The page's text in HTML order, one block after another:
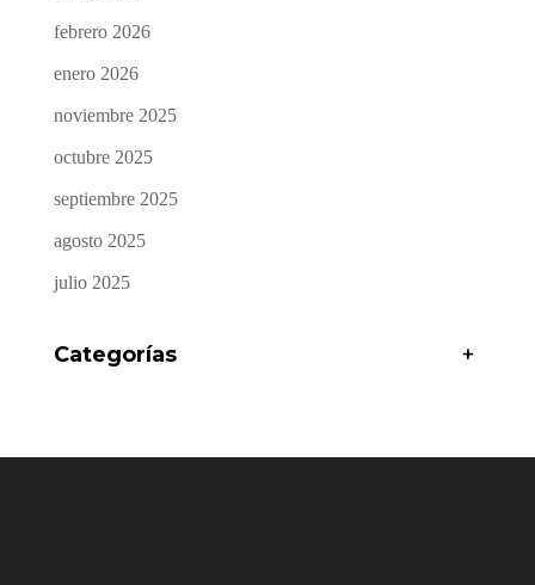
febrero 2026
enero 2026
noviembre 2025
octubre 2025
septiembre 2025
agosto 2025
julio 2025
Categorías +